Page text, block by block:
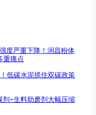
度严重下降！润昌粉体
重痛点
低碳水泥抓住双碳政策
剂+生料助磨剂大幅压缩